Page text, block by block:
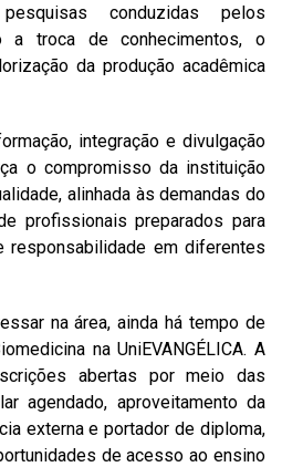
conduzidas pelos
a troca de conhecimentos, o
da produção acadêmica
integração e divulgação
o compromisso da instituição
alinhada às demandas do
profissionais preparados para
responsabilidade em diferentes
na área, ainda há tempo de
na UniEVANGÉLICA. A
abertas por meio das
agendado, aproveitamento da
externa e portador de diploma,
de acesso ao ensino